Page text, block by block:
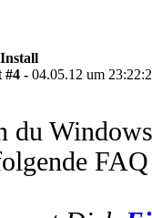
#4 - 04.05.12 um
du